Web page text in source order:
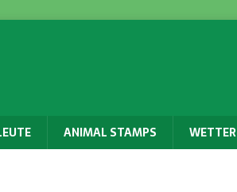
ANIMAL STAMPS WETTER